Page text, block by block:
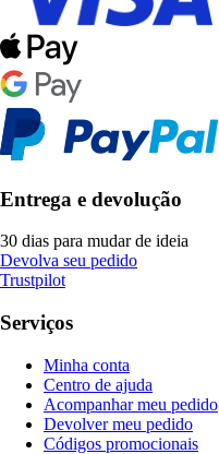
Entrega e devolução
30 dias para mudar de ideia
Devolva seu pedido
Trustpilot
Serviços
Minha conta
Centro de ajuda
Acompanhar meu pedido
Devolver meu pedido
Códigos promocionais